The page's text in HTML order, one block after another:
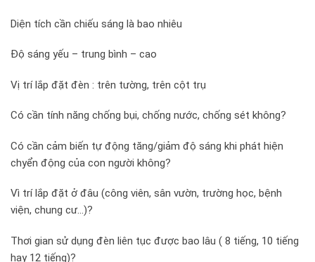
Diện tích cần chiếu sáng là bao nhiêu
Độ sáng yếu – trung bình – cao
Vị trí lắp đặt đèn : trên tường, trên cột trụ
Có cần tính năng chống bụi, chống nước, chống sét không?
Có cần cảm biến tự động tăng/giảm độ sáng khi phát hiện
chyển động của con người không?
Vì trí lắp đặt ở đâu (công viên, sân vườn, trường học, bệnh
viện, chung cư…)?
Thơi gian sử dụng đèn liên tục được bao lâu ( 8 tiếng, 10 tiếng
hay 12 tiếng)?